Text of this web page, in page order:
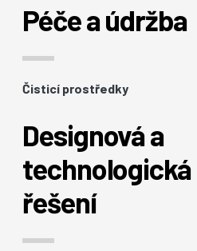
Péče a údržba
Čisticí prostředky
Designová a
technologická
řešení